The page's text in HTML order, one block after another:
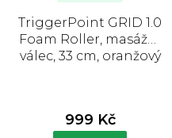
TriggerPoint GRID 1.0
Foam Roller, masážní
válec, 33 cm, oranžový
999 Kč